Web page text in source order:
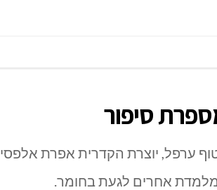
סיפור
ערפל, יוצרת הקדרית אפרת אלפסי
אחרים לגעת בחומר.